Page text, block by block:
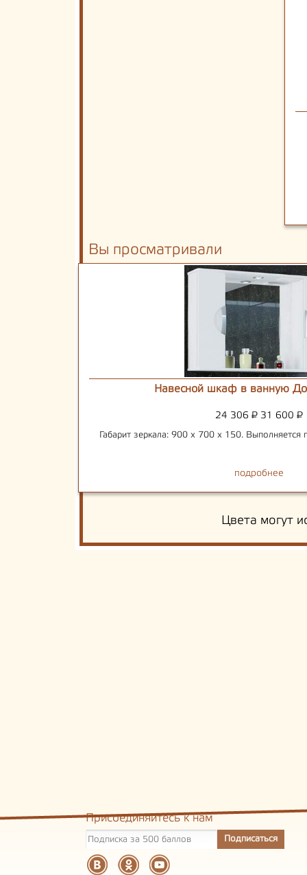
Вы просматривали
Навесной шкаф в ванную
24 306 ₽ 31 600 ₽
Габарит зеркала: 900 х 700 х 150. Выполняется
подробнее
Цвета могут
Присоединяйтесь к нам